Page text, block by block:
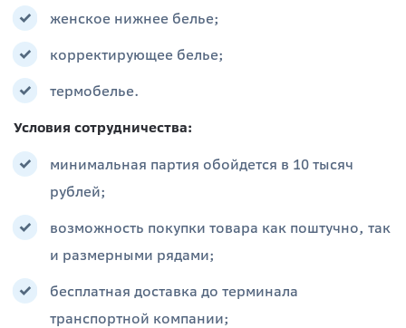
женское нижнее белье;
корректирующее белье;
термобелье.
Условия сотрудничества:
минимальная партия обойдется в 10 тысяч
рублей;
возможность покупки товара как поштучно, так
и размерными рядами;
бесплатная доставка до терминала
транспортной компании;